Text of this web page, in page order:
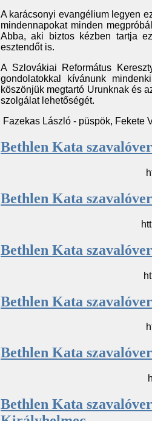
A karácsonyi evangélium legyen
mindennapokat minden
Abba, aki biztos kézben tartja
esztendőt is.
A Szlovákiai Református
gondolatokkal kívánunk
köszönjük megtartó Urunknak és
szolgálat lehetőségét.
Fazekas László - püspök, Fekete
Bethlen Kata
Bethlen Kata
Bethlen Kata
Bethlen Kata
Bethlen Kata
Bethlen Kata